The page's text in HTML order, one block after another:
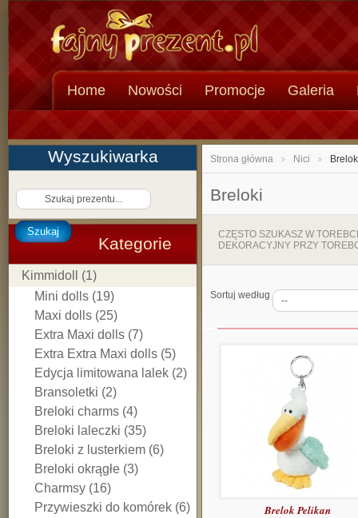
Home Nowości Promocje Galeria
Wyszukiwarka
Szukaj
Kategorie
Kimmidoll (1)
Mini dolls (19)
Maxi dolls (25)
Extra Maxi dolls (7)
Extra Extra Maxi dolls (5)
Edycja limitowana lalek (2)
Bransoletki (2)
Breloki charms (4)
Breloki laleczki (35)
Breloki z lusterkiem (6)
Breloki okrągłe (3)
Charmsy (16)
Przywieszki do komórek (6)
Strona główna Nici
Breloki
CZĘSTO SZUKASZ W
DEKORACYJNY PRZY
Sortuj według
Brelok Pelikan